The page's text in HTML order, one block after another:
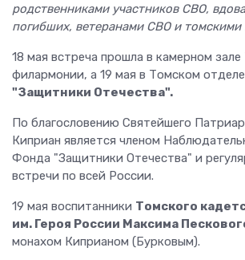
родственниками участников СВО,
погибших, ветеранами СВО и томскими
18 мая встреча прошла в камерном
филармонии, а 19 мая в Томском
"Защитники Отечества".
По благословению Святейшего
Киприан является членом
Фонда "Защитники Отечества" и
встречи по всей России.
19 мая воспитанники Томского
им. Героя России Максима
монахом Киприаном (Бурковым).